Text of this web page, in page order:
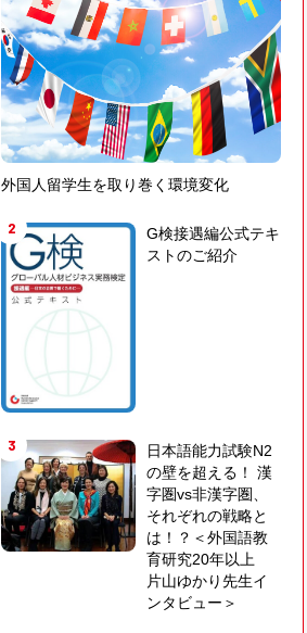
外国人留学生を取り巻く環境変化
2
G検接遇編公式テキ
ストのご紹介
3
日本語能力試験N2
の壁を超える！ 漢
字圏vs非漢字圏、
それぞれの戦略と
は！？＜外国語教
育研究20年以上
片山ゆかり先生イ
ンタビュー＞